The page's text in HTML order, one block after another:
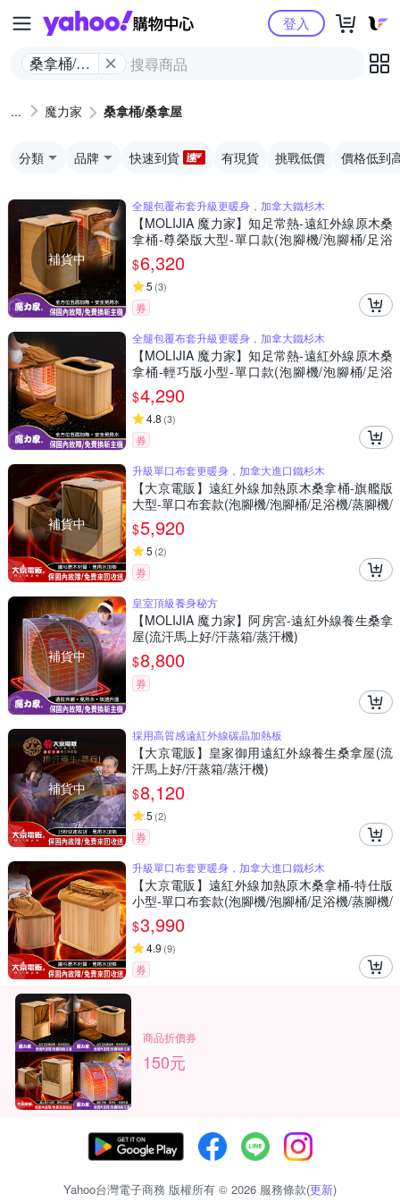
Yahoo購物中心
桑拿桶/桑
登入
魔力家 桑拿桶/桑拿屋
分類 品牌 快速到貨 有現貨 挑戰低價 價格低到
補貨中
全腿包覆布套升級更暖身，加拿大鐵杉木
【MOLIJIA 魔力家】知足常熱-遠紅外線原木桑
拿桶-尊榮版大型-單口款(泡腳機/泡腳桶/足浴
機/蒸腳機/烘腳機/暖腳機)
$6,320
5 (3)
券
全腿包覆布套升級更暖身，加拿大鐵杉木
【MOLIJIA 魔力家】知足常熱-遠紅外線原木桑
拿桶-輕巧版小型-單口款(泡腳機/泡腳桶/足浴
機/蒸腳機/烘腳機/暖腳機)
$4,290
4.8 (3)
券
補貨中
升級單口布套更暖身，加拿大進口鐵杉木
【大京電販】遠紅外線加熱原木桑拿桶-旗艦版
大型-單口布套款(泡腳機/泡腳桶/足浴機/蒸腳機/
烘腳機/暖腳機)
$5,920
5 (2)
券
補貨中
皇室頂級養身秘方
【MOLIJIA 魔力家】阿房宮-遠紅外線養生桑拿
屋(流汗馬上好/汗蒸箱/蒸汗機)
$8,800
券
補貨中
採用高質感遠紅外線碳晶加熱板
【大京電販】皇家御用遠紅外線養生桑拿屋(流
汗馬上好/汗蒸箱/蒸汗機)
$8,120
5 (2)
券
升級單口布套更暖身，加拿大進口鐵杉木
【大京電販】遠紅外線加熱原木桑拿桶-特仕版
小型-單口布套款(泡腳機/泡腳桶/足浴機/蒸腳機/
烘腳機/暖腳機)
$3,990
4.9 (9)
券
商品折價券
150元
Yahoo台灣電子商務 版權所有 © 2026 服務條款(更新)